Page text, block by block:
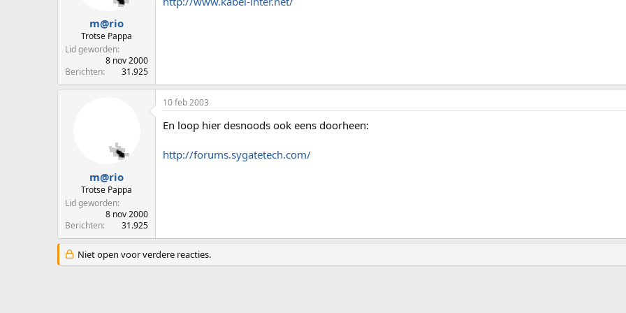
m@rio
Trotse Pappa
Lid geworden
8 nov 2000
Berichten
31.925
m@rio
Trotse Pappa
Lid geworden
8 nov 2000
Berichten
31.925
10 feb 2003
En loop hier desnoods ook eens doorheen:
http://forums.sygatetech.com/
Niet open voor verdere reacties.